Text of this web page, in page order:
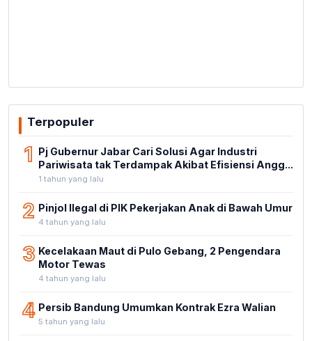
Terpopuler
1 Pj Gubernur Jabar Cari Solusi Agar Industri
Pariwisata tak Terdampak Akibat Efisiensi Angg...
1 tahun yang lalu
2 Pinjol Ilegal di PIK Pekerjakan Anak di Bawah Umur
4 tahun yang lalu
3 Kecelakaan Maut di Pulo Gebang, 2 Pengendara
Motor Tewas
4 tahun yang lalu
4 Persib Bandung Umumkan Kontrak Ezra Walian
5 tahun yang lalu